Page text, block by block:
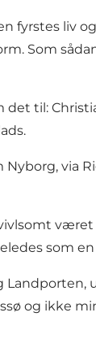
fyrstes liv
Som
til:
via
som
og ikke